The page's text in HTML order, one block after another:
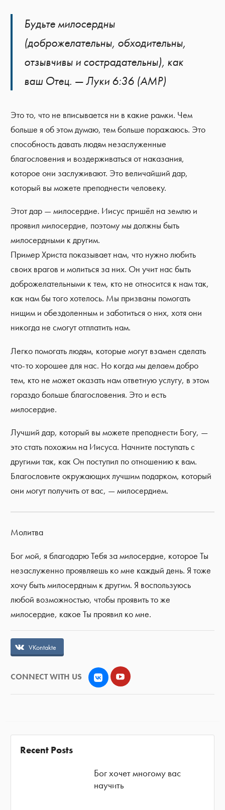
Будьте милосердны
(доброжелательны, обходительны,
отзывчивы и сострадательны), как
ваш Отец. — Луки 6:36 (AMP)
Это то, что не вписывается ни в какие рамки. Чем
больше я об этом думаю, тем больше поражаюсь. Это
способность давать людям незаслуженные
благословения и воздерживаться от наказания,
которое они заслуживают. Это величайший дар,
который вы можете преподнести человеку.
Этот дар — милосердие. Иисус пришёл на землю и
проявил милосердие, поэтому мы должны быть
милосердными к другим.
Пример Христа показывает нам, что нужно любить
своих врагов и молиться за них. Он учит нас быть
доброжелательными к тем, кто не относится к нам так,
как нам бы того хотелось. Мы призваны помогать
нищим и обездоленным и заботиться о них, хотя они
никогда не смогут отплатить нам.
Легко помогать людям, которые могут взамен сделать
что-то хорошее для нас. Но когда мы делаем добро
тем, кто не может оказать нам ответную услугу, в этом
гораздо больше благословения. Это и есть
милосердие.
Лучший дар, который вы можете преподнести Богу, —
это стать похожим на Иисуса. Начните поступать с
другими так, как Он поступил по отношению к вам.
Благословите окружающих лучшим подарком, который
они могут получить от вас, — милосердием.
Молитва
Бог мой, я благодарю Тебя за милосердие, которое Ты
незаслуженно проявляешь ко мне каждый день. Я тоже
хочу быть милосердным к другим. Я воспользуюсь
любой возможностью, чтобы проявить то же
милосердие, какое Ты проявил ко мне.
VKontakte
CONNECT WITH US VK YouTube
Recent Posts
Бог хочет многому вас
научить